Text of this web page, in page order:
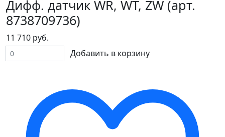
Дифф. датчик WR, WT, ZW (арт.
8738709736)
11 710 руб.
Добавить в корзину